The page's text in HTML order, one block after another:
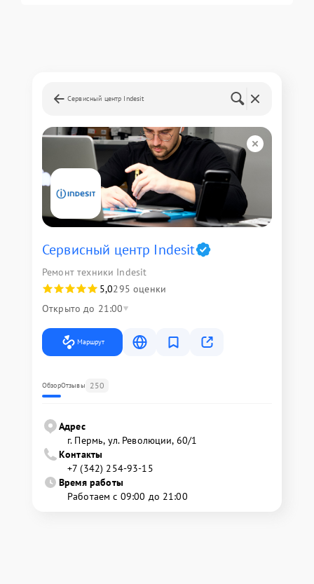
Сервисный центр Indesit
Сервисный центр Indesit
Ремонт техники Indesit
5,0295 оценки
Открыто до 21:00
Маршрут
ОбзорОтзывы 250
Адрес
г. Пермь, ул. ​Революции, 60/1
Контакты
+7 (342) 254-93-15
Время работы
Работаем с 09:00 до 21:00